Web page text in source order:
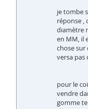
je tombe
réponse ,
diamètre
en MM, il
chose sur
versa pas
pour le
vendre
gomme